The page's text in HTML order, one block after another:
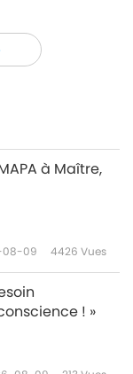
04-03
les
dirigeants
à Maître,
08-09 4426 Vues
! »